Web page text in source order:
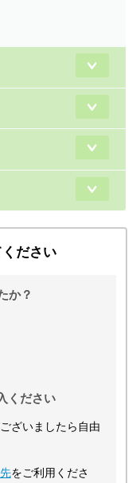
ださい
か？
ください
ざいましたら自由
をご利用くださ